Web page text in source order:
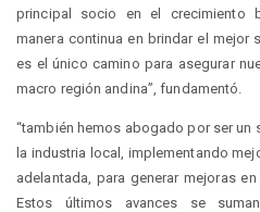
principal socio en el crecimiento
manera continua en brindar el mejor
es el único camino para asegurar
macro región andina”, fundamentó.
“también hemos abogado por ser un
la industria local, implementando
adelantada, para generar mejoras
Estos últimos avances se